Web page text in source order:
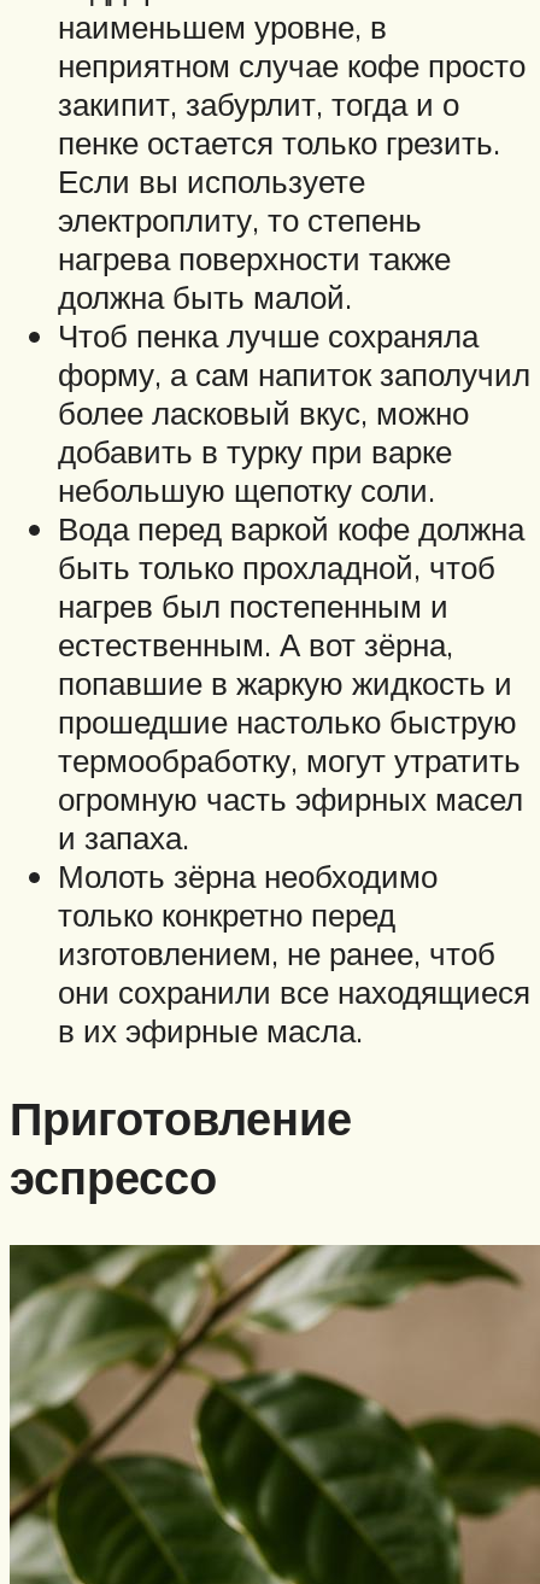
наименьшем уровне, в
неприятном случае кофе просто
закипит, забурлит, тогда и о
пенке остается только грезить.
Если вы используете
электроплиту, то степень
нагрева поверхности также
должна быть малой.
Чтоб пенка лучше сохраняла
форму, а сам напиток заполучил
более ласковый вкус, можно
добавить в турку при варке
небольшую щепотку соли.
Вода перед варкой кофе должна
быть только прохладной, чтоб
нагрев был постепенным и
естественным. А вот зёрна,
попавшие в жаркую жидкость и
прошедшие настолько быструю
термообработку, могут утратить
огромную часть эфирных масел
и запаха.
Молоть зёрна необходимо
только конкретно перед
изготовлением, не ранее, чтоб
они сохранили все находящиеся
в их эфирные масла.
Приготовление
эспрессо